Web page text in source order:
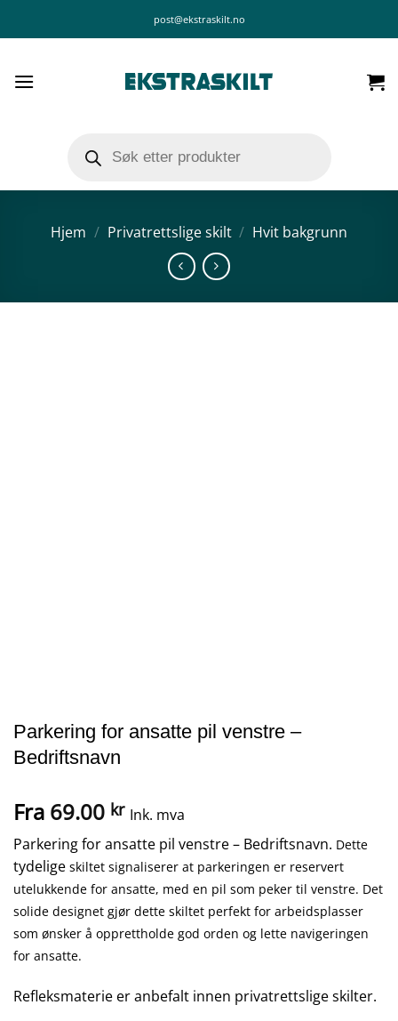
post@ekstraskilt.no
search
Hjem / Privatrettslige skilt / Hvit bakgrunn
Parkering for ansatte pil venstre –
Bedriftsnavn
Fra 69.00 kr Ink. mva
Parkering for ansatte pil venstre – Bedriftsnavn. Dette
tydelige skiltet signaliserer at parkeringen er reservert
utelukkende for ansatte, med en pil som peker til venstre. Det
solide designet gjør dette skiltet perfekt for arbeidsplasser
som ønsker å opprettholde god orden og lette navigeringen
for ansatte.
Refleksmaterie er anbefalt innen privatrettslige skilter.